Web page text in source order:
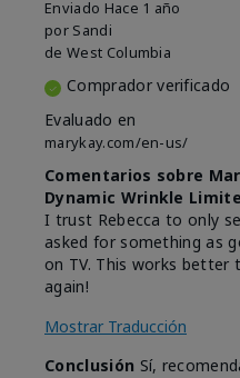
Enviado Hace 1 año
por Sandi
de West Columbia
Comprador verificado
Evaluado en
marykay.com/en-us/
Comentarios sobre
Dynamic Wrinkle
I trust Rebecca to only
asked for something as
on TV. This works better
again!
Mostrar Traducción
Conclusión Sí,